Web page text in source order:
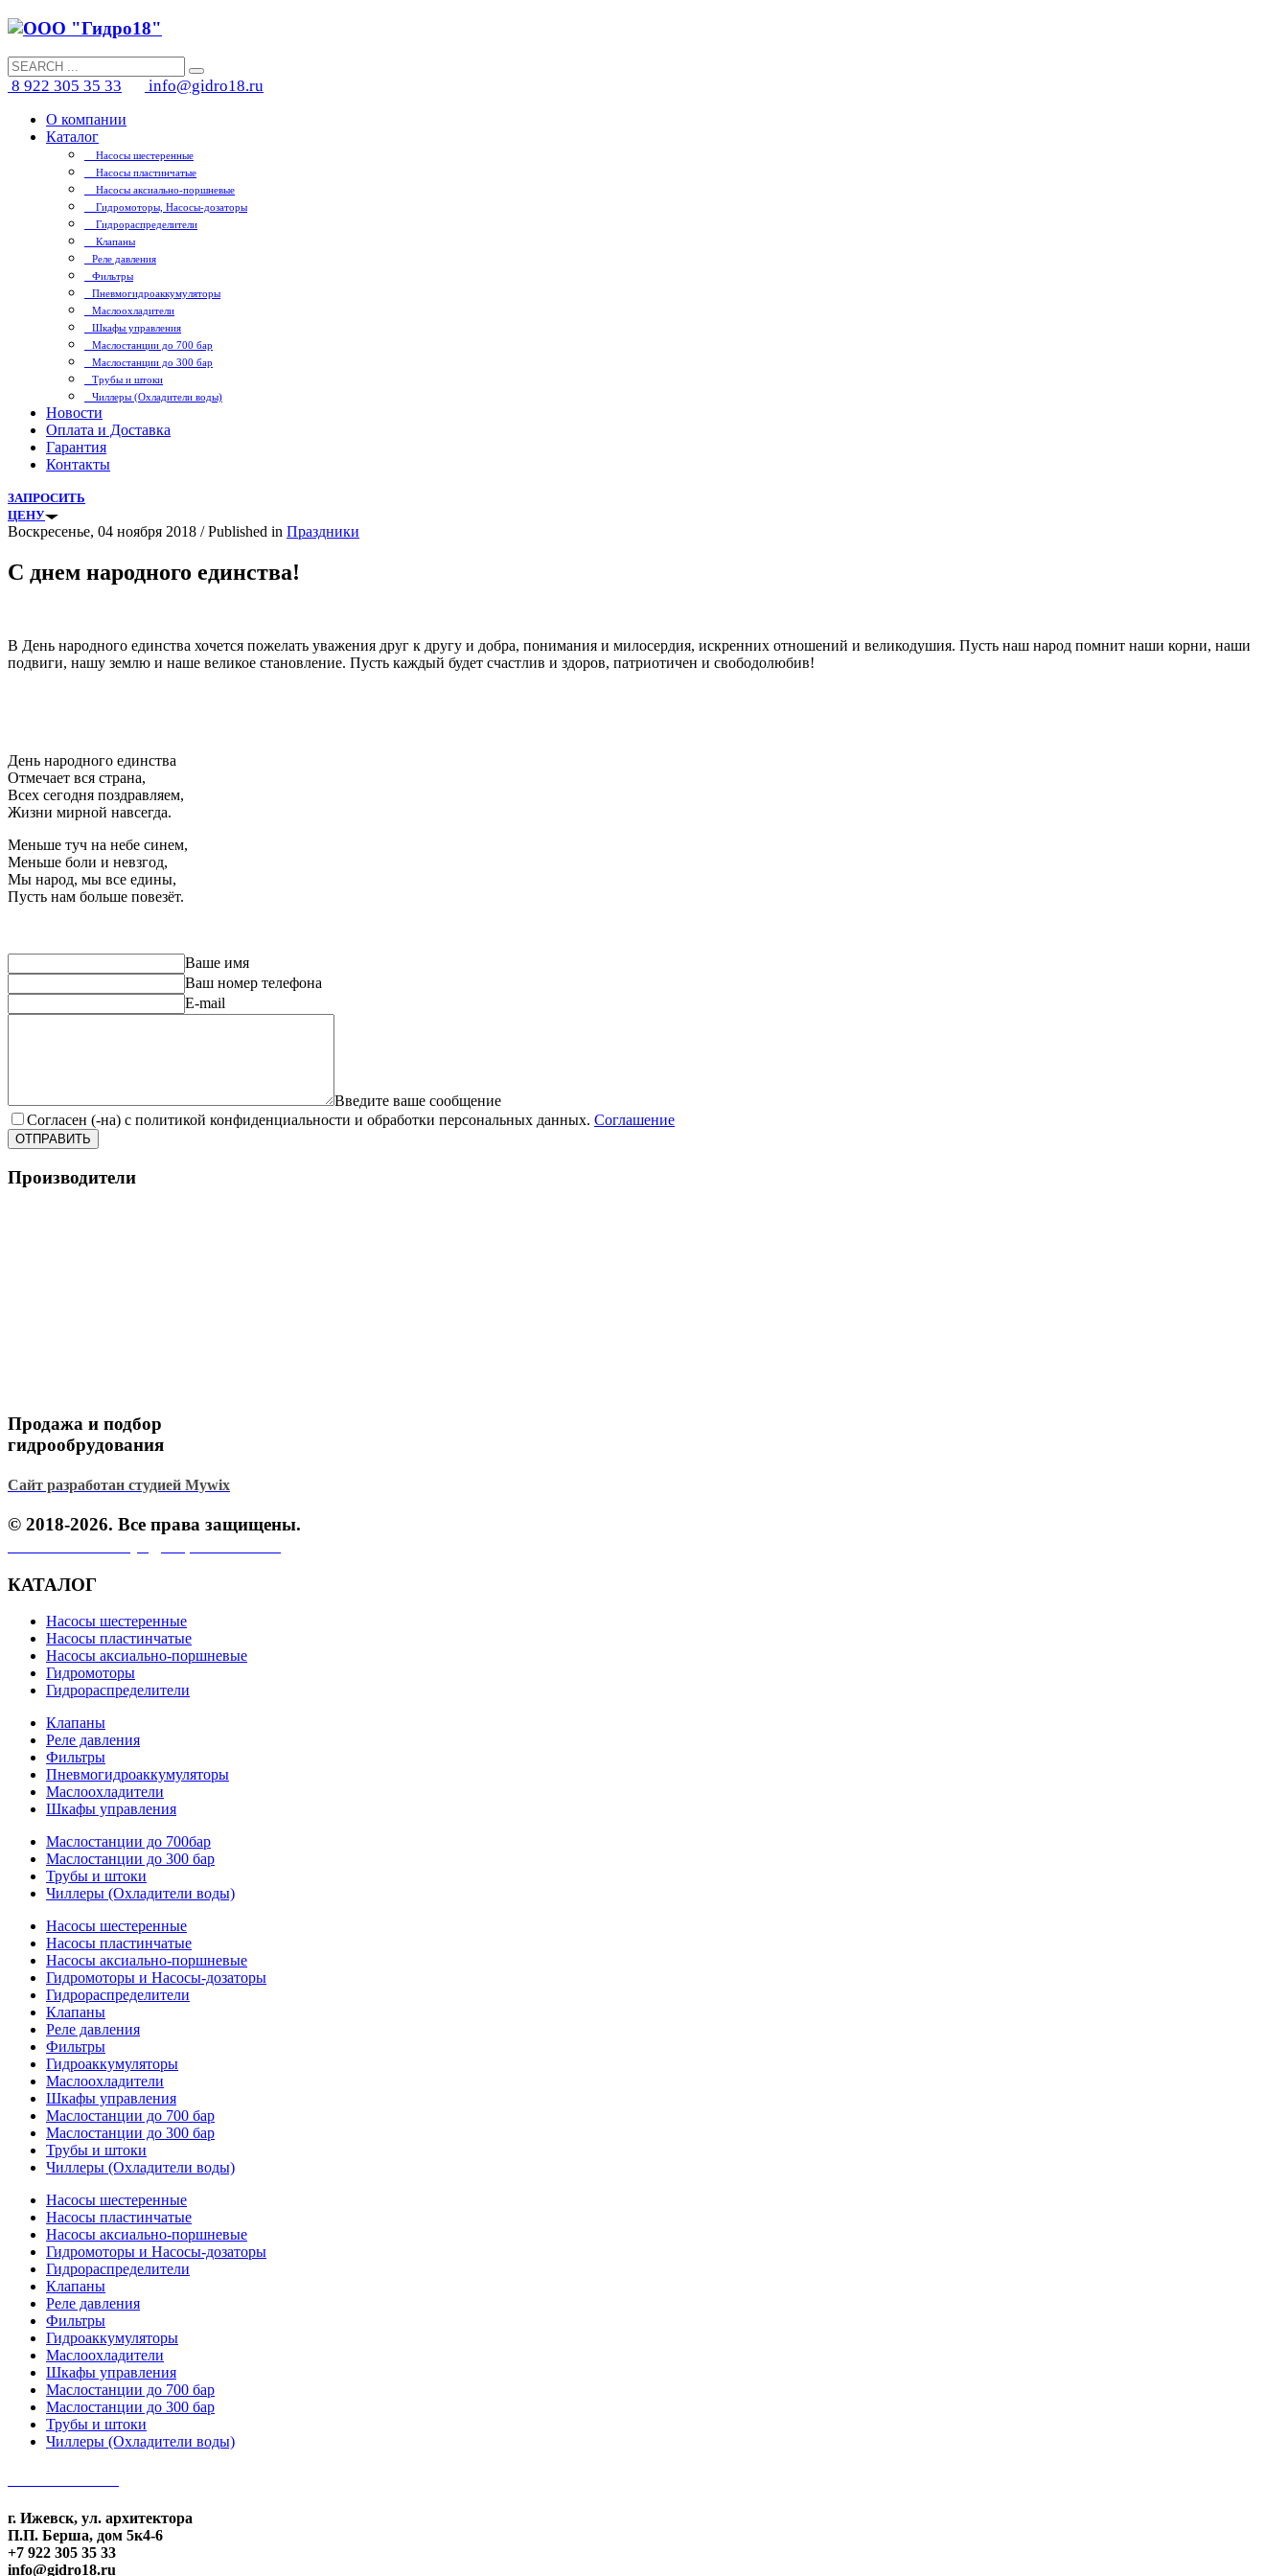
8 922 305 35 33 info@gidro18.ru
О компании
Каталог
Насосы шестеренные
Насосы пластинчатые
Насосы аксиально-поршневые
Гидромоторы, Насосы-дозаторы
Гидрораспределители
Клапаны
Реле давления
Фильтры
Пневмогидроаккумуляторы
Маслоохладители
Шкафы управления
Маслостанции до 700 бар
Маслостанции до 300 бар
Трубы и штоки
Чиллеры (Охладители воды)
Новости
Оплата и Доставка
Гарантия
Контакты
ЗАПРОСИТЬ
ЦЕНУ
Воскресенье, 04 ноября 2018 /Published in Праздники
С днем народного единства!
В День народного единства хочется пожелать уважения друг к другу и добра, понимания и милосердия, искренних отношений и великодушия. Пусть наш народ помнит наши корни, наши
подвиги, нашу землю и наше великое становление. Пусть каждый будет счастлив и здоров, патриотичен и свободолюбив!
День народного единства
Отмечает вся страна,
Всех сегодня поздравляем,
Жизни мирной навсегда.
Меньше туч на небе синем,
Меньше боли и невзгод,
Мы народ, мы все едины,
Пусть нам больше повезёт.
Ваше имя
Ваш номер телефона
E-mail
Введите ваше сообщение
Согласен (-на) с политикой конфиденциальности и обработки персональных данных. Соглашение
ОТПРАВИТЬ
Производители
Продажа и подбор
гидрообрудования
Сайт разработан студией Mywix
© 2018-2026. Все права защищены.
КАТАЛОГ
Насосы шестеренные
Насосы пластинчатые
Насосы аксиально-поршневые
Гидромоторы
Гидрораспределители
Клапаны
Реле давления
Фильтры
Пневмогидроаккумуляторы
Маслоохладители
Шкафы управления
Маслостанции до 700бар
Маслостанции до 300 бар
Трубы и штоки
Чиллеры (Охладители воды)
Насосы шестеренные
Насосы пластинчатые
Насосы аксиально-поршневые
Гидромоторы и Насосы-дозаторы
Гидрораспределители
Клапаны
Реле давления
Фильтры
Гидроаккумуляторы
Маслоохладители
Шкафы управления
Маслостанции до 700 бар
Маслостанции до 300 бар
Трубы и штоки
Чиллеры (Охладители воды)
Насосы шестеренные
Насосы пластинчатые
Насосы аксиально-поршневые
Гидромоторы и Насосы-дозаторы
Гидрораспределители
Клапаны
Реле давления
Фильтры
Гидроаккумуляторы
Маслоохладители
Шкафы управления
Маслостанции до 700 бар
Маслостанции до 300 бар
Трубы и штоки
Чиллеры (Охладители воды)
г. Ижевск, ул. архитектора
П.П. Берша, дом 5к4-6
+7 922 305 35 33
info@gidro18.ru